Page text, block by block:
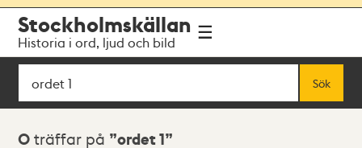
navigationen
huvudinnehållet
Stockholmskällan
Historia i ord, ljud och bild
Sök
Sök
Sökresultat
0 träffar på ordet 1